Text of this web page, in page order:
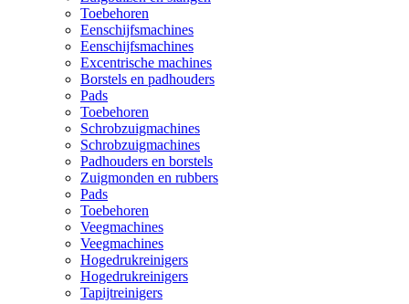
Toebehoren
Eenschijfsmachines
Eenschijfsmachines
Excentrische machines
Borstels en padhouders
Pads
Toebehoren
Schrobzuigmachines
Schrobzuigmachines
Padhouders en borstels
Zuigmonden en rubbers
Pads
Toebehoren
Veegmachines
Veegmachines
Hogedrukreinigers
Hogedrukreinigers
Tapijtreinigers